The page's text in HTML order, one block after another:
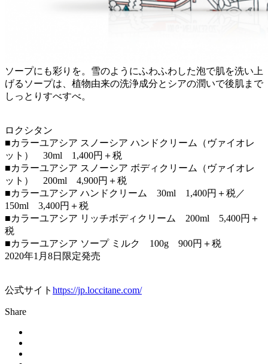
ソープにも彩りを。雪のようにふわふわした泡で肌を洗い上
げるソープは、植物由来の洗浄成分とシアの潤いで後肌まで
しっとりすべすべ。
ロクシタン
■カラーユアシア スノーシア ハンドクリーム（ヴァイオレ
ット） 30ml 1,400円＋税
■カラーユアシア スノーシア ボディクリーム（ヴァイオレ
ット） 200ml 4,900円＋税
■カラーユアシア ハンドクリーム 30ml 1,400円＋税／
150ml 3,400円＋税
■カラーユアシア リッチボディクリーム 200ml 5,400円＋
税
■カラーユアシア ソープ ミルク 100g 900円＋税
2020年1月8日限定発売
公式サイト https://jp.loccitane.com/
Share